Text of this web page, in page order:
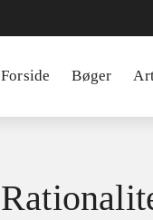
Forside Bøger